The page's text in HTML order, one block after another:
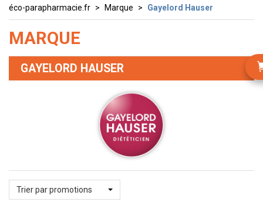
éco-parapharmacie.fr Marque Gayelord Hauser
MARQUE
GAYELORD HAUSER
Trier par promotions